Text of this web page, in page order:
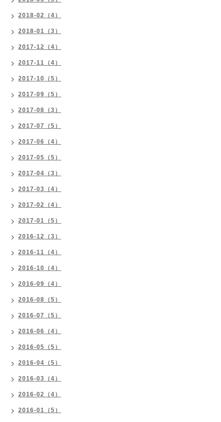
2018-02（4）
2018-01（3）
2017-12（4）
2017-11（4）
2017-10（5）
2017-09（5）
2017-08（3）
2017-07（5）
2017-06（4）
2017-05（5）
2017-04（3）
2017-03（4）
2017-02（4）
2017-01（5）
2016-12（3）
2016-11（4）
2016-10（4）
2016-09（4）
2016-08（5）
2016-07（5）
2016-06（4）
2016-05（5）
2016-04（5）
2016-03（4）
2016-02（4）
2016-01（5）